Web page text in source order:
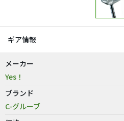
ギア情報
メーカー
Yes！
ブランド
C-グルーブ